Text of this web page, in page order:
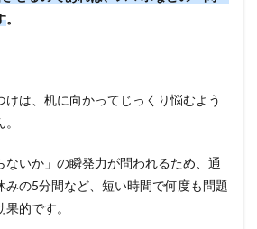
。
けは、机に向かってじっくり悩むよう
ないか」の瞬発力が問われるため、通
みの5分間など、短い時間で何度も問題
的です。